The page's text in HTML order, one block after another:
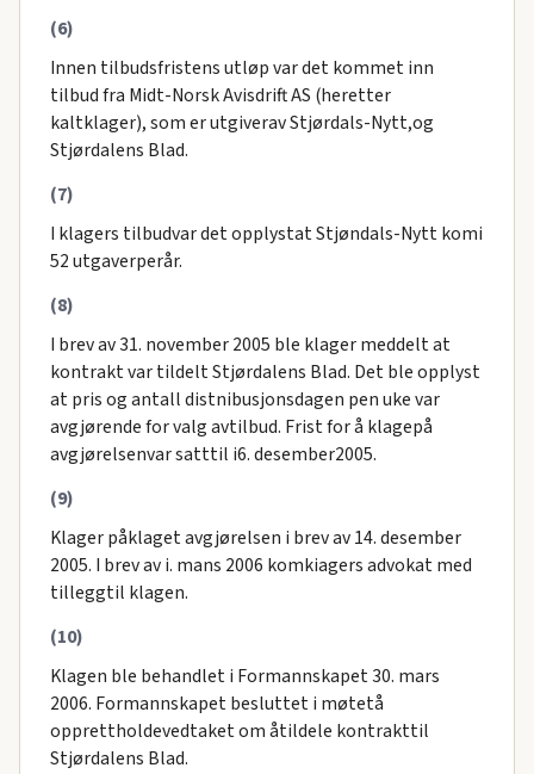
(6)
Innen tilbudsfristens utløp var det kommet inn
tilbud fra Midt-Norsk Avisdrift AS (heretter
kaltklager), som er utgiverav Stjørdals-Nytt,og
Stjørdalens Blad.
(7)
I klagers tilbudvar det opplystat Stjøndals-Nytt komi
52 utgaverperår.
(8)
I brev av 31. november 2005 ble klager meddelt at
kontrakt var tildelt Stjørdalens Blad. Det ble opplyst
at pris og antall distnibusjonsdagen pen uke var
avgjørende for valg avtilbud. Frist for å klagepå
avgjørelsenvar satttil i6. desember2005.
(9)
Klager påklaget avgjørelsen i brev av 14. desember
2005. I brev av i. mans 2006 komkiagers advokat med
tilleggtil klagen.
(10)
Klagen ble behandlet i Formannskapet 30. mars
2006. Formannskapet besluttet i møtetå
opprettholdevedtaket om åtildele kontrakttil
Stjørdalens Blad.